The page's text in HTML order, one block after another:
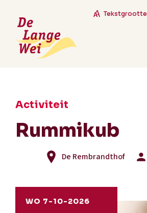
Tekstgrootte
Activiteit
Rummikub
De Rembrandthof
WO 7-10-2026